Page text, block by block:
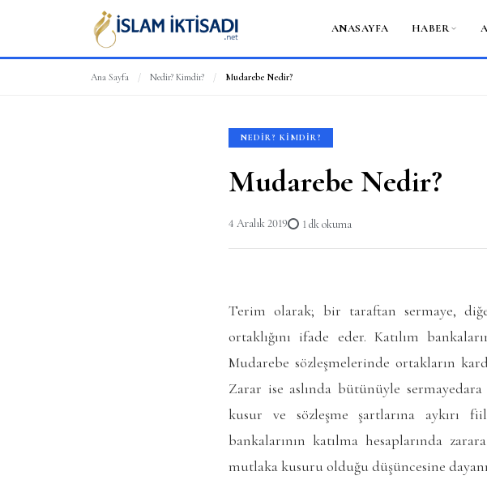
ANASAYFA HABER
Ana Sayfa / Nedir? Kimdir? / Mudarebe Nedir?
NEDIR? KIMDIR?
Mudarebe Nedir?
4 Aralık 2019 1 dk okuma
Terim olarak; bir taraftan sermaye,
ortaklığını ifade eder. Katılım
Mudarebe sözleşmelerinde ortakların
Zarar ise aslında bütünüyle
kusur ve sözleşme şartlarına aykırı
bankalarının katılma hesaplarında
mutlaka kusuru olduğu düşüncesine